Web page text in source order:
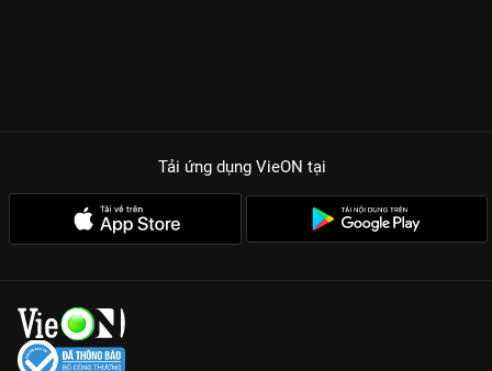
Tải ứng dụng VieON tại